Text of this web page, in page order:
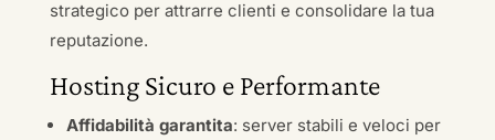
strategico per attrarre clienti e consolidare la tua
reputazione.
Hosting Sicuro e Performante
Affidabilità garantita: server stabili e veloci per